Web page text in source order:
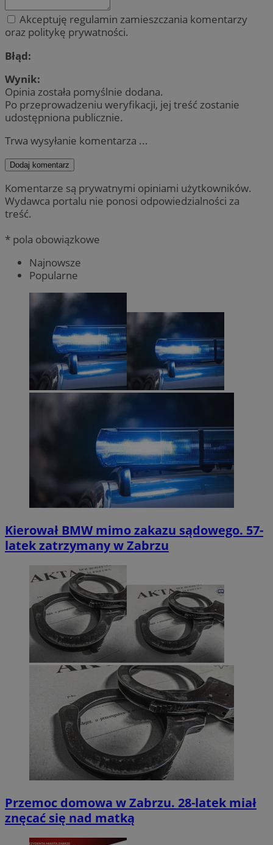
Akceptuję regulamin zamieszczania komentarzy
oraz politykę prywatności.
Błąd:
Wynik:
Opinia została pomyślnie dodana.
Po przeprowadzeniu weryfikacji, jej treść zostanie
udostępniona publicznie.
Trwa wysyłanie komentarza ...
Dodaj komentarz
Komentarze są prywatnymi opiniami użytkowników.
Wydawca portalu nie ponosi odpowiedzialności za
treść.
* pola obowiązkowe
Najnowsze
Popularne
Kierował BMW mimo zakazu sądowego. 57-
latek zatrzymany w Zabrzu
Przemoc domowa w Zabrzu. 28-latek miał
znęcać się nad matką